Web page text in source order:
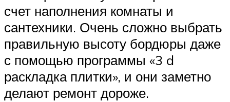
счет наполнения комнаты и
сантехники. Очень сложно выбрать
правильную высоту бордюры даже
с помощью программы «3 d
раскладка плитки», и они заметно
делают ремонт дороже.